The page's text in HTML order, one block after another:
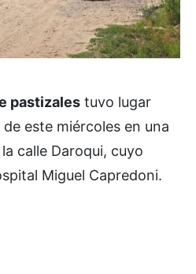
pastizales tuvo lugar
este miércoles en una
calle Daroqui, cuyo
Miguel Capredoni.